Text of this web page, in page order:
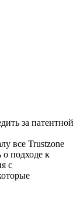
за патентной
все Trustzone
о подходе к
с